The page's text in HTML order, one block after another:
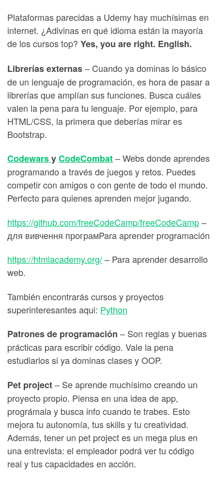
Plataformas parecidas a Udemy hay muchísimas en
internet. ¿Adivinas en qué idioma están la mayoría
de los cursos top? Yes, you are right. English.
Librerías externas– Cuando ya dominas lo básico
de un lenguaje de programación, es hora de pasar a
librerías que amplían sus funciones. Busca cuáles
valen la pena para tu lenguaje. Por ejemplo, para
HTML/CSS, la primera que deberías mirar es
Bootstrap.
CodewarsyCodeCombat– Webs donde aprendes
programando a través de juegos y retos. Puedes
competir con amigos o con gente de todo el mundo.
Perfecto para quienes aprenden mejor jugando.
https://github.com/freeCodeCamp/freeCodeCamp–
для вивчення програмPara aprender programación
https://htmlacademy.org/– Para aprender desarrollo
web.
También encontrarás cursos y proyectos
superinteresantes aqui: Python
Patrones de programación – Son reglas y buenas
prácticas para escribir código. Vale la pena
estudiarlos si ya dominas clases y OOP.
Pet project– Se aprende muchísimo creando un
proyecto propio. Piensa en una idea de app,
prográmala y busca info cuando te trabes. Esto
mejora tu autonomía, tus skills y tu creatividad.
Además, tener un pet project es un mega plus en
una entrevista: el empleador podrá ver tu código
real y tus capacidades en acción.